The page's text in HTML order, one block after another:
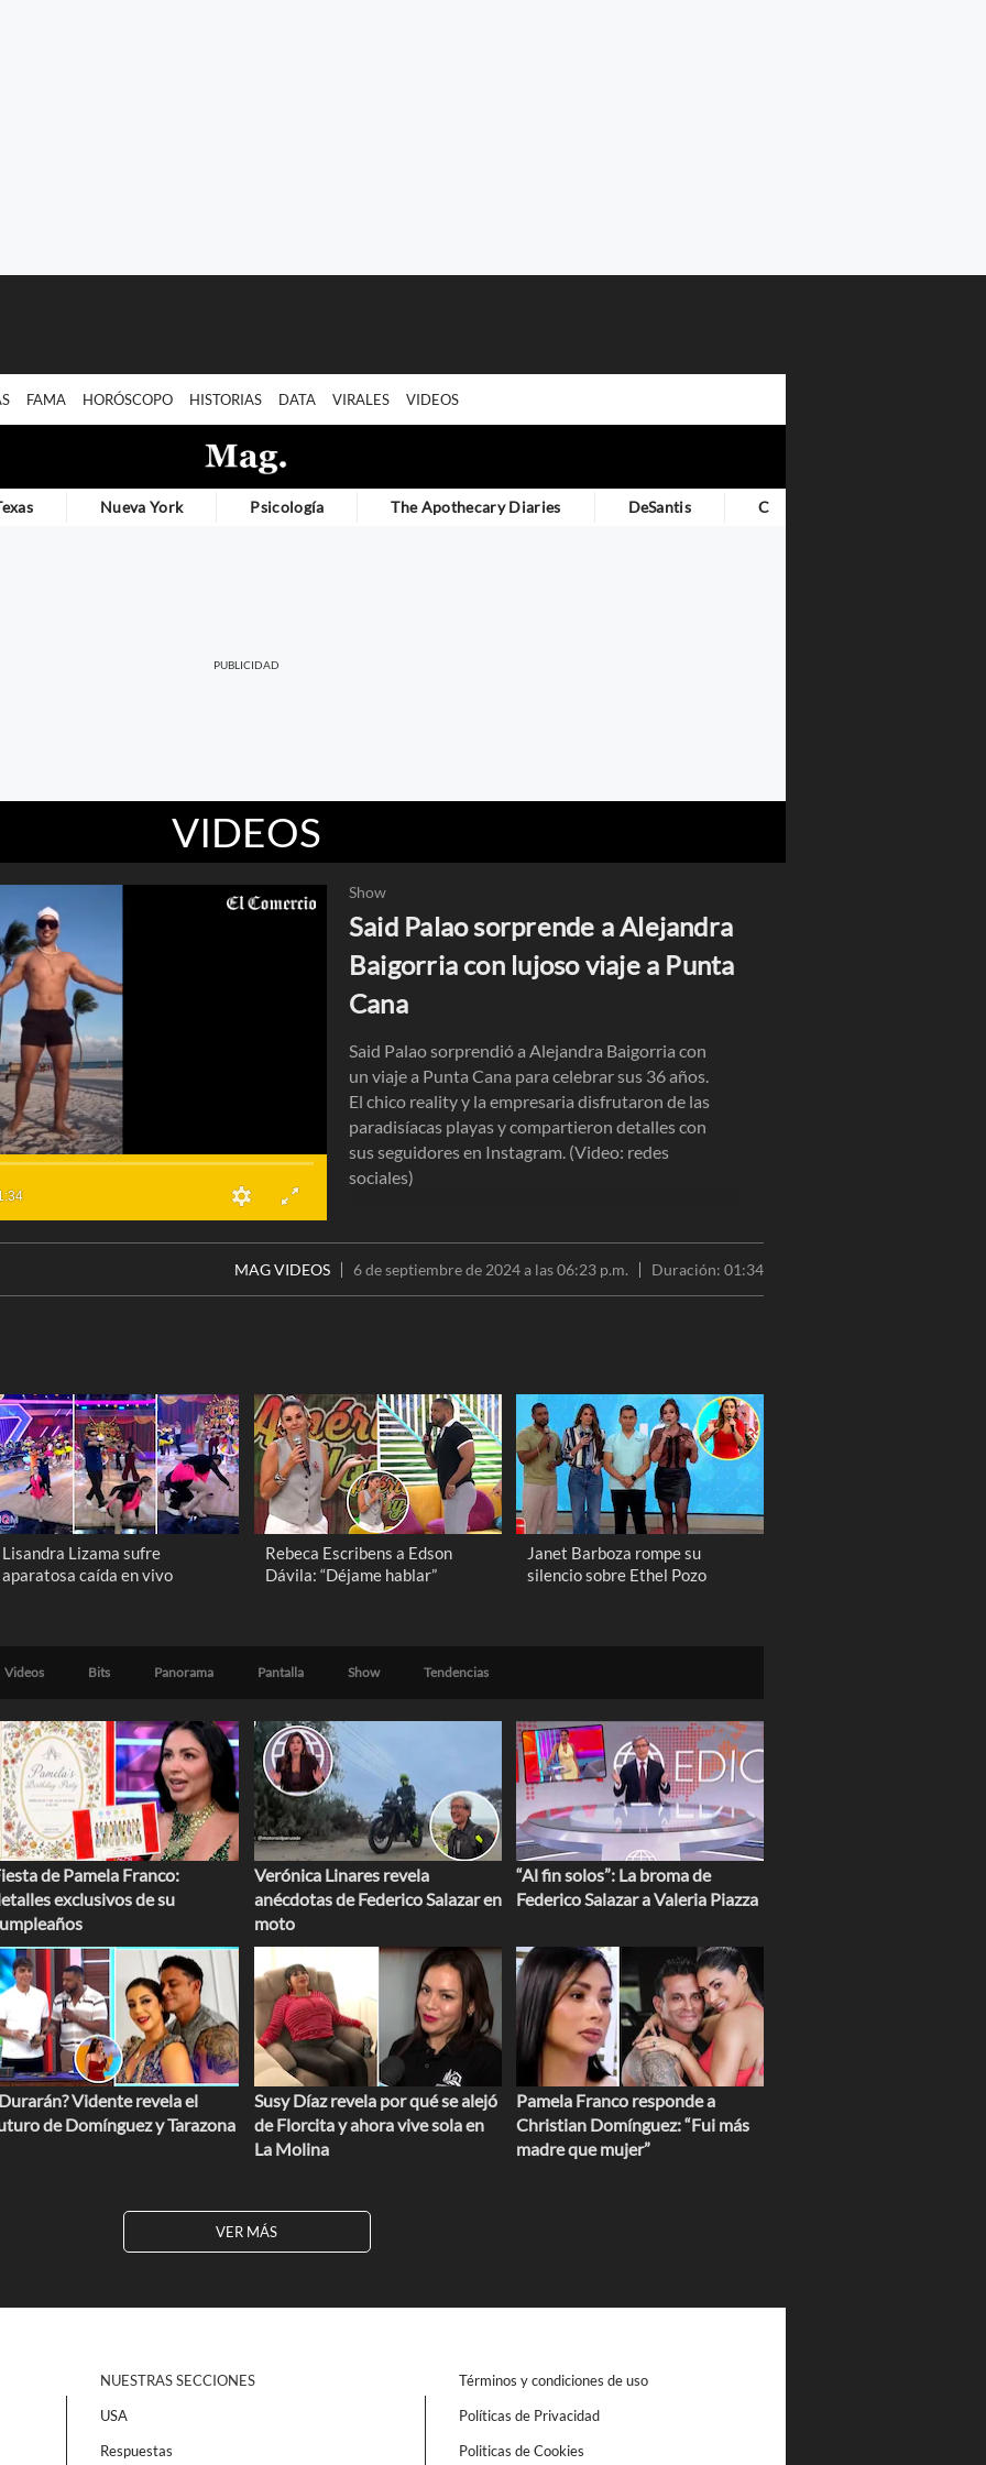
FAMA HORÓSCOPO HISTORIAS DATA VIRALES VIDEOS
Nueva York Psicología The Apothecary Diaries DeSantis Cita Del Día
VIDEOS
Show
Said Palao sorprende a Alejandra
Baigorria con lujoso viaje a Punta
Cana
Said Palao sorprendió a Alejandra Baigorria con
un viaje a Punta Cana para celebrar sus 36 años.
El chico reality y la empresaria disfrutaron de las
paradisíacas playas y compartieron detalles con
sus seguidores en Instagram. (Video: redes
sociales)
MAG VIDEOS 6 de septiembre de 2024 a las 06:23 p.m. Duración: 01:34
Lisandra Lizama sufre
aparatosa caída en vivo
Rebeca Escribens a Edson
Dávila: “Déjame hablar”
Janet Barboza rompe su
silencio sobre Ethel Pozo
Videos Bits Panorama Pantalla Show Tendencias
de Pamela Franco:
exclusivos de su
Verónica Linares revela
anécdotas de Federico Salazar en
moto
“Al fin solos”: La broma de
Federico Salazar a Valeria Piazza
Vidente revela el
de Domínguez y Tarazona
Susy Díaz revela por qué se alejó
de Florcita y ahora vive sola en
La Molina
Pamela Franco responde a
Christian Domínguez: “Fui más
madre que mujer”
VER MÁS
NUESTRAS SECCIONES
USA
Respuestas
Términos y condiciones de uso
Políticas de Privacidad
Politicas de Cookies